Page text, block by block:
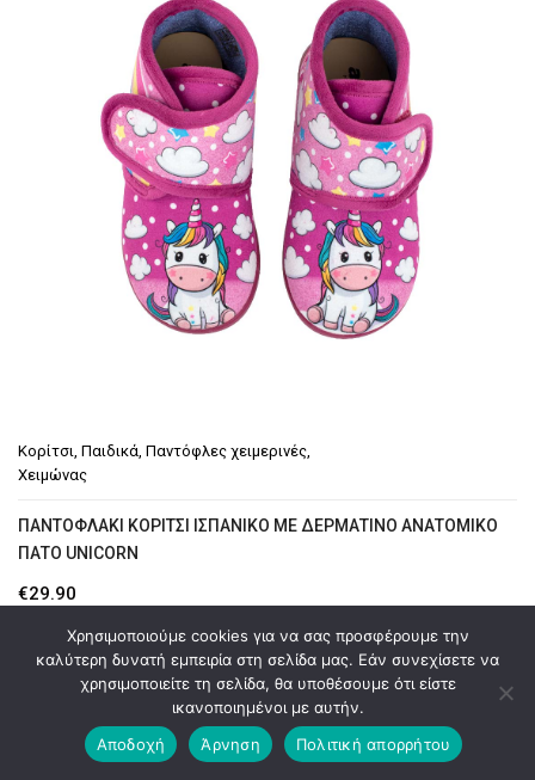
Κορίτσι Παιδικά Παντόφλες χειμερινές
Χειμώνας
ΠΑΝΤΟΦΛΆΚΙ ΚΟΡΊΤΣΙ ΙΣΠΑΝΙΚΌ ΜΕ ΔΕΡΜΆΤΙΝΟ ΑΝΑΤΟΜΙΚΌ
ΠΆΤΟ UNICORN
€29.90
Χρησιμοποιούμε cookies για να σας προσφέρουμε την
καλύτερη δυνατή εμπειρία στη σελίδα μας. Εάν συνεχίσετε να
χρησιμοποιείτε τη σελίδα, θα υποθέσουμε ότι είστε
ικανοποιημένοι με αυτήν.
Αποδοχή
Άρνηση Πολιτική απορρήτου